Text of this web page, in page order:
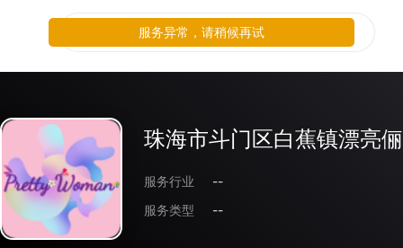
珠海市斗门区白蕉镇漂亮
服务行业
--
服务类型
--
服务异常，请稍候再试